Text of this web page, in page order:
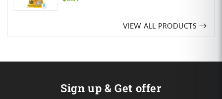
VIEW ALL PRODUCTS
Sign up & Get offer